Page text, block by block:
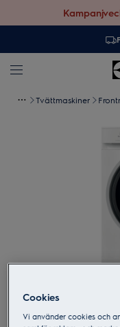
Tvättmaskiner
Cookies
Vi använder cookies och